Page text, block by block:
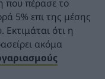
που πέρασε το
5% επι της μέσης
Εκτιμάται ότι η
ακόμα